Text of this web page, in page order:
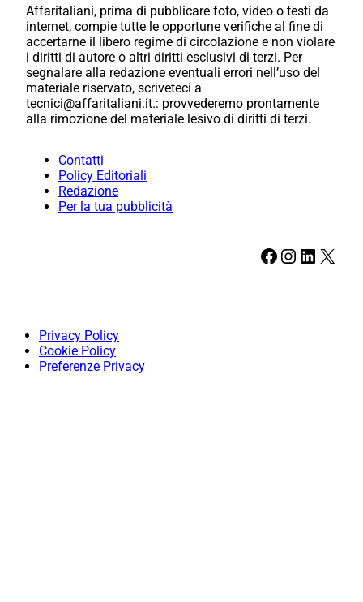
Affaritaliani, prima di pubblicare foto, video o testi da
internet, compie tutte le opportune verifiche al fine di
accertarne il libero regime di circolazione e non violare
i diritti di autore o altri diritti esclusivi di terzi. Per
segnalare alla redazione eventuali errori nell’uso del
materiale riservato, scriveteci a
tecnici@affaritaliani.it.: provvederemo prontamente
alla rimozione del materiale lesivo di diritti di terzi.
Contatti
Policy Editoriali
Redazione
Per la tua pubblicità
Facebook Instagram LinkedIn X
Privacy Policy
Cookie Policy
Preferenze Privacy